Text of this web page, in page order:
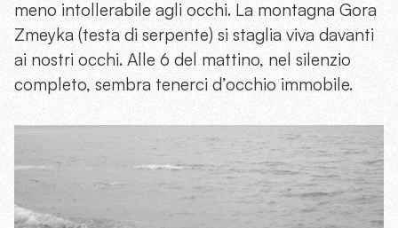
meno intollerabile agli occhi. La montagna Gora
Zmeyka (testa di serpente) si staglia viva davanti
ai nostri occhi. Alle 6 del mattino, nel silenzio
completo, sembra tenerci d’occhio immobile.